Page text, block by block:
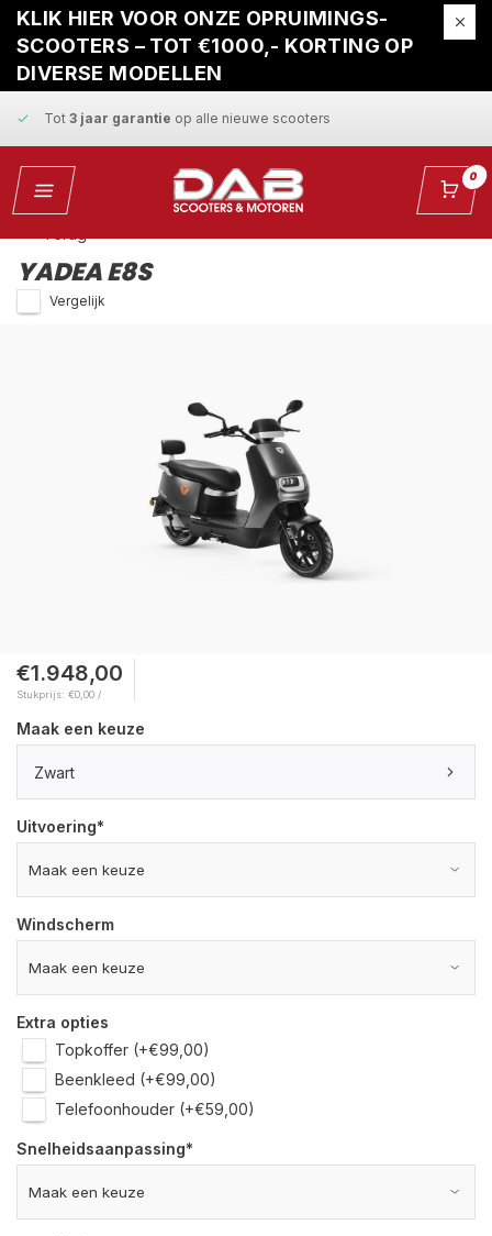
KLIK HIER VOOR ONZE OPRUIMINGS-
SCOOTERS – TOT €1000,- KORTING OP
DIVERSE MODELLEN
Gratis ophaalservicebij reparatie
Snelle leveringen vaste scherpe prijzen
Tot 3 jaar garantie op alle nieuwe scooters
Gratis ophaalservicebij reparatie 0
YADEA E8S
Vergelijk
€1.948,00
Stukprijs: €0,00 /
Maak een keuze
Zwart
Uitvoering*
Windscherm
Extra opties
Topkoffer (+€99,00)
Beenkleed (+€99,00)
Telefoonhouder (+€59,00)
Snelheidsaanpassing*